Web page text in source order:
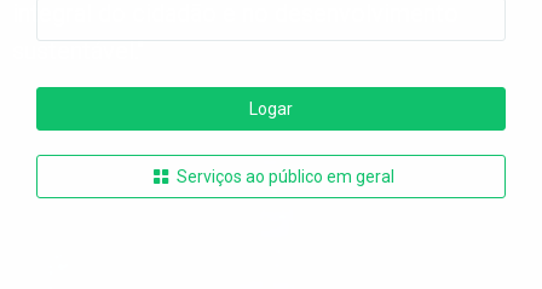
sustentável."
Logar
Serviços ao público em geral